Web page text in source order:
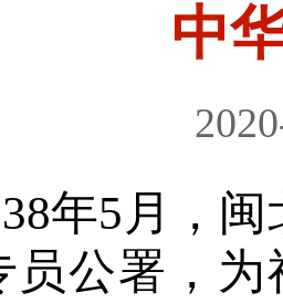
中
年5月，
员公署，